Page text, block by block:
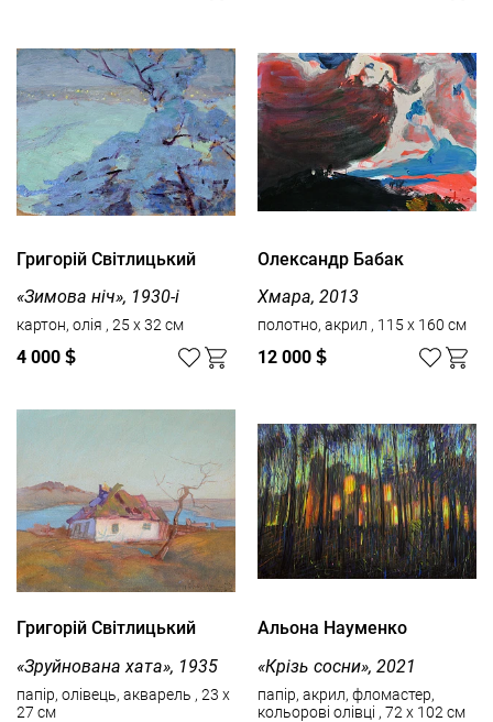
Григорій Світлицький
«Зимова ніч», 1930-і
картон, олія , 25 x 32 см
4 000 $
Олександр Бабак
Хмара, 2013
полотно, акрил , 115 x 160 см
12 000 $
Григорій Світлицький
«Зруйнована хата», 1935
папір, олівець, акварель , 23 x
27 см
Альона Науменко
«Крізь сосни», 2021
папір, акрил, фломастер,
кольорові олівці , 72 x 102 см